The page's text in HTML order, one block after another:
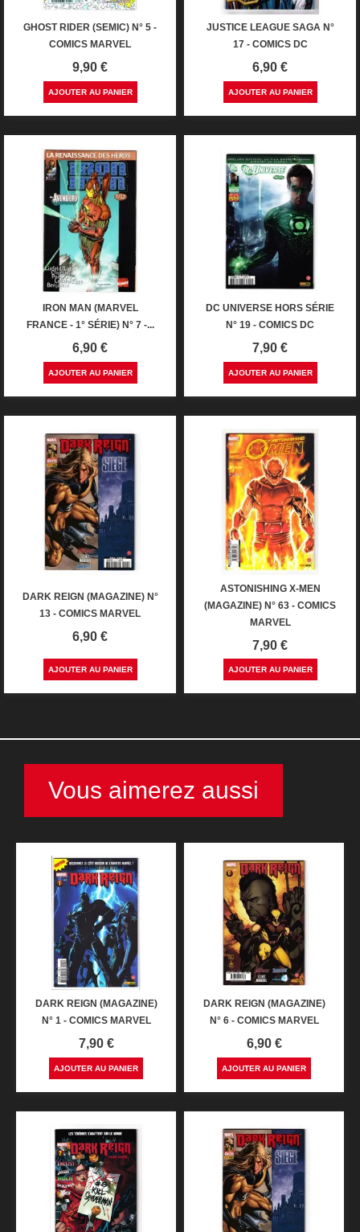
GHOST RIDER (SEMIC) N° 5 -
COMICS MARVEL
Prix
9,90 €
AJOUTER AU PANIER
JUSTICE LEAGUE SAGA N°
17 - COMICS DC
Prix
6,90 €
AJOUTER AU PANIER
IRON MAN (MARVEL
FRANCE - 1° SÉRIE) N° 7 -...
Prix
6,90 €
AJOUTER AU PANIER
DC UNIVERSE HORS SÉRIE
N° 19 - COMICS DC
Prix
7,90 €
AJOUTER AU PANIER
DARK REIGN (MAGAZINE) N°
13 - COMICS MARVEL
Prix
6,90 €
AJOUTER AU PANIER
ASTONISHING X-MEN
(MAGAZINE) N° 63 - COMICS
MARVEL
Prix
7,90 €
AJOUTER AU PANIER
Vous aimerez aussi
DARK REIGN (MAGAZINE)
N° 1 - COMICS MARVEL
Prix
7,90 €
AJOUTER AU PANIER
DARK REIGN (MAGAZINE)
N° 6 - COMICS MARVEL
Prix
6,90 €
AJOUTER AU PANIER